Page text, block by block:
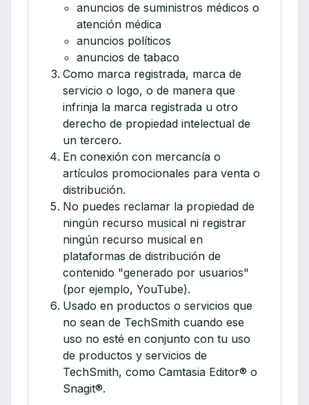
anuncios de suministros médicos o
atención médica
anuncios políticos
anuncios de tabaco
Como marca registrada, marca de
servicio o logo, o de manera que
infrinja la marca registrada u otro
derecho de propiedad intelectual de
un tercero.
En conexión con mercancía o
artículos promocionales para venta o
distribución.
No puedes reclamar la propiedad de
ningún recurso musical ni registrar
ningún recurso musical en
plataformas de distribución de
contenido "generado por usuarios"
(por ejemplo, YouTube).
Usado en productos o servicios que
no sean de TechSmith cuando ese
uso no esté en conjunto con tu uso
de productos y servicios de
TechSmith, como Camtasia Editor® o
Snagit®.